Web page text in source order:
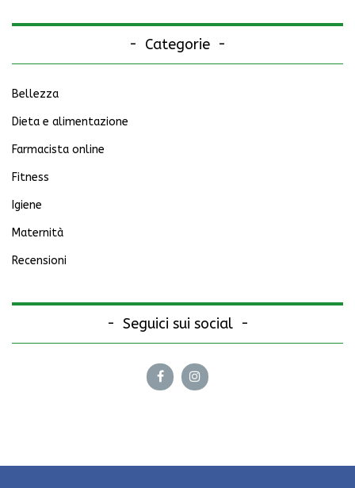
Categorie
Bellezza
Dieta e alimentazione
Farmacista online
Fitness
Igiene
Maternità
Recensioni
Seguici sui social